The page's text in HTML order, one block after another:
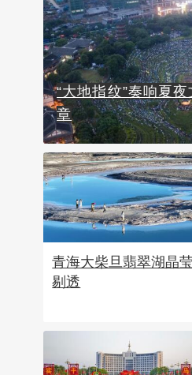
“大地指纹”奏响夏
章
青海大柴旦翡翠湖晶
剔透